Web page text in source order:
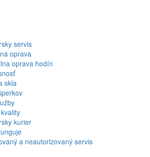
servis
oprava
oprava hodín
skla
kurier
a neautorizovaný servis